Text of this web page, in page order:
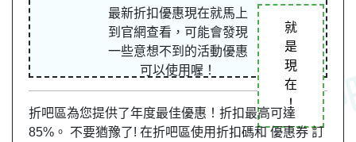
最新折扣優惠現在就馬上
到官網查看，可能會發現
一些意想不到的活動優惠
可以使用喔！
就
是
現
在
！
折吧區為您提供了年度最佳優惠！折扣最高可達
85%。 不要猶豫了! 在折吧區使用折扣碼和 優惠券 訂